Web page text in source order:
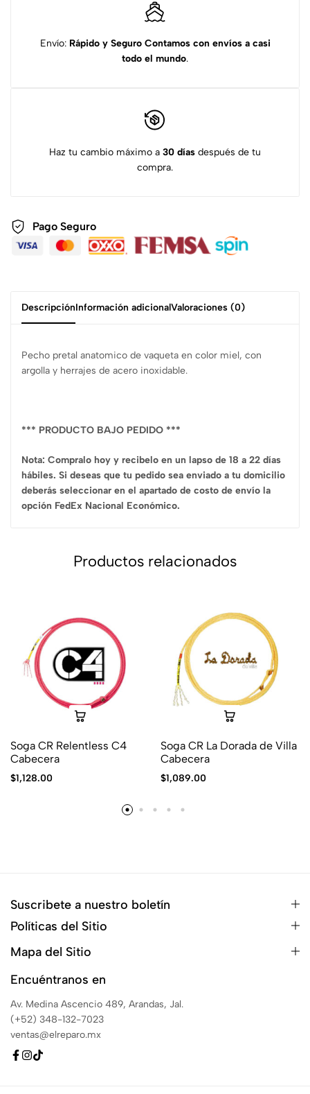
Envío: Rápido y Seguro Contamos con envíos a casi
todo el mundo.
Haz tu cambio máximo a 30 días después de tu
compra.
Pago Seguro
DescripciónInformación adicionalValoraciones (0)
Pecho pretal anatomico de vaqueta en color miel, con
argolla y herrajes de acero inoxidable.
*** PRODUCTO BAJO PEDIDO ***
Nota: Compralo hoy y recibelo en un lapso de 18 a 22 días
hábiles. Si deseas que tu pedido sea enviado a tu domicilio
deberás seleccionar en el apartado de costo de envío la
opción FedEx Nacional Económico.
Productos relacionados
Soga CR Relentless C4
Cabecera
$1,128.00
Soga CR La Dorada de Villa
Cabecera
$1,089.00
Suscribete a nuestro boletín
Políticas del Sitio
Mapa del Sitio
Encuéntranos en
Av. Medina Ascencio 489, Arandas, Jal.
(+52) 348-132-7023
ventas@elreparo.mx